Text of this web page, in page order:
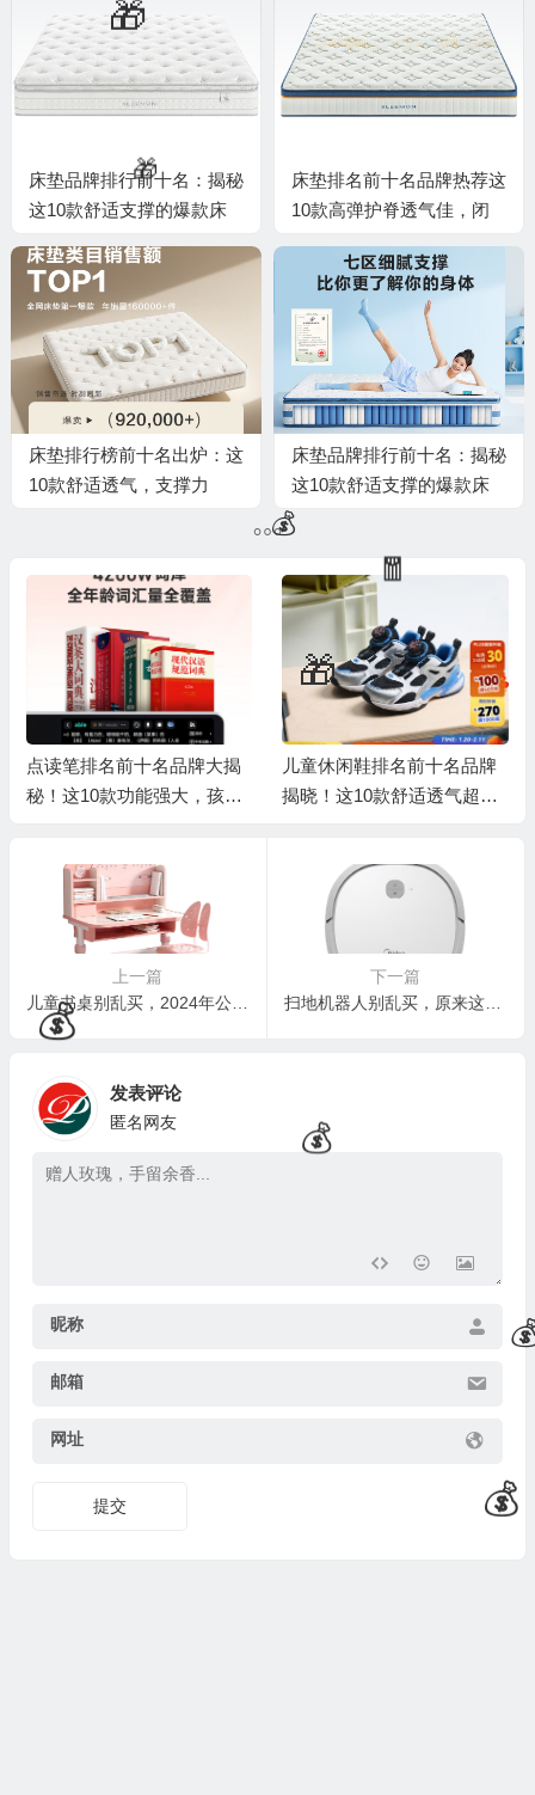
床垫品牌排行前十名：揭秘
这10款舒适支撑的爆款床
床垫排名前十名品牌热荐这
10款高弹护脊透气佳，闭
床垫排行榜前十名出炉：这
10款舒适透气，支撑力
床垫品牌排行前十名：揭秘
这10款舒适支撑的爆款床
垫！
点读笔排名前十名品牌大揭
秘！这10款功能强大，孩子
儿童休闲鞋排名前十名品牌
揭晓！这10款舒适透气超好
上一篇
儿童书桌别乱买，2024年公认好用的4款：第一款真没想到
下一篇
扫地机器人别乱买，原来这4大品牌最值得买！
发表评论
匿名网友
昵称
邮箱
网址
提交
🧧
💰